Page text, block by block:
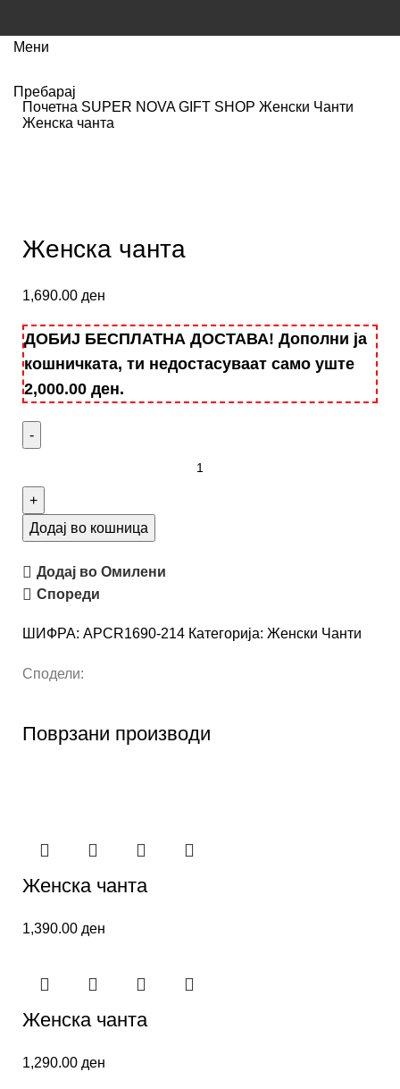
Мени
Пребарај
Почетна SUPER NOVA GIFT SHOP Женски Чанти
Женска чанта
Женска чанта
1,690.00 ден
ДОБИЈ БЕСПЛАТНА ДОСТАВА! Дополни ја
кошничката, ти недостасуваат само уште
2,000.00 ден.
Додај во кошница
Додај во Омилени
Спореди
ШИФРА: APCR1690-214 Категорија: Женски Чанти
Сподели:
Поврзани производи
Женска чанта
1,390.00 ден
Женска чанта
1,290.00 ден